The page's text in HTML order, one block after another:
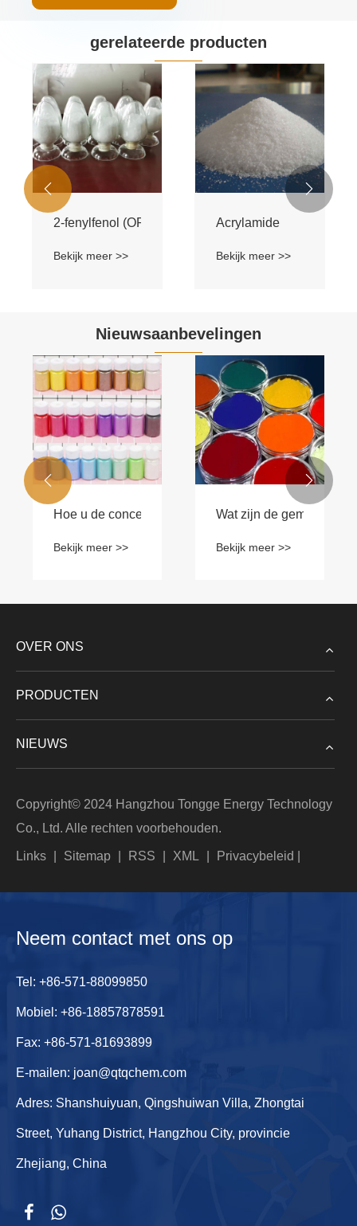
gerelateerde producten
4-tert-butylcatechol (TBC)
Bekijk meer >>
2,2-Dimethol
Bekijk meer >>
 
Nieuwsaanbevelingen
Hoe beïnvloedt ethylmethylsulfide de prestaties,
Bekijk meer >>
Kan Optical Brightener
Bekijk meer >>
 
OVER ONS
PRODUCTEN
NIEUWS
Copyright© 2024 Hangzhou Tongge Energy Technology
Co., Ltd. Alle rechten voorbehouden.
Links Sitemap RSS XML Privacybeleid
Neem contact met ons op
Tel: +86-571-88099850
Mobiel: +86-18857878591
Fax: +86-571-81693899
E-mailen: joan@qtqchem.com
Adres: Shanshuiyuan, Qingshuiwan Villa, Zhongtai
Street, Yuhang District, Hangzhou City, provincie
Zhejiang, China